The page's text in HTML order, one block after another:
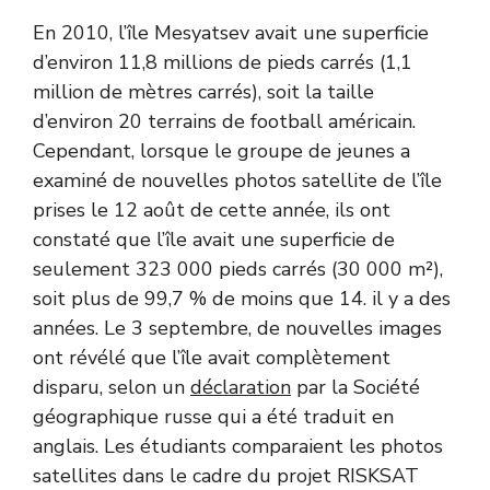
En 2010, l’île Mesyatsev avait une superficie
d’environ 11,8 millions de pieds carrés (1,1
million de mètres carrés), soit la taille
d’environ 20 terrains de football américain.
Cependant, lorsque le groupe de jeunes a
examiné de nouvelles photos satellite de l’île
prises le 12 août de cette année, ils ont
constaté que l’île avait une superficie de
seulement 323 000 pieds carrés (30 000 m²),
soit plus de 99,7 % de moins que 14. il y a des
années. Le 3 septembre, de nouvelles images
ont révélé que l’île avait complètement
disparu, selon un déclaration par la Société
géographique russe qui a été traduit en
anglais. Les étudiants comparaient les photos
satellites dans le cadre du projet RISKSAT